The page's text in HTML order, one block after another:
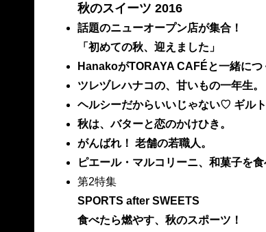
秋のスイーツ 2016
話題のニューオープン店が集合！
「初めての秋、迎えました」
HanakoがTORAYA CAFÉと一緒につ
ツレヅレハナコの、甘いもの一年生。
ヘルシーだからいいじゃない♡ ギルト
秋は、バターと恋のかけひき。
がんばれ！ 老舗の若職人。
ピエール・マルコリーニ、和菓子を食
第2特集
SPORTS after SWEETS
食べたら燃やす、秋のスポーツ！